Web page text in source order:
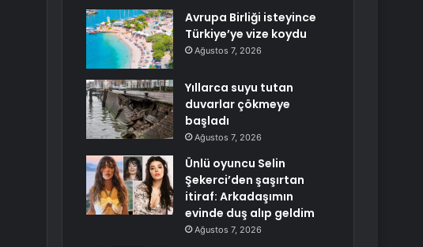
Avrupa Birliği isteyince
Türkiye’ye vize koydu
Ağustos 7, 2026
Yıllarca suyu tutan
duvarlar çökmeye
başladı
Ağustos 7, 2026
Ünlü oyuncu Selin
Şekerci’den şaşırtan
itiraf: Arkadaşımın
evinde duş alıp geldim
Ağustos 7, 2026